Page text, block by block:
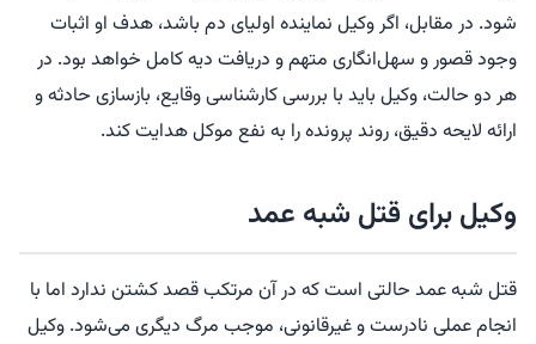
شود. در مقابل، اگر وکیل نماینده اولیای دم باشد، هدف او اثبات
وجود قصور و سهل‌انگاری متهم و دریافت دیه کامل خواهد بود. در
هر دو حالت، وکیل باید با بررسی کارشناسی وقایع، بازسازی حادثه و
ارائه لایحه دقیق، روند پرونده را به نفع موکل هدایت کند.
وکیل برای قتل شبه عمد
قتل شبه عمد حالتی است که در آن مرتکب قصد کشتن ندارد اما با
انجام عملی نادرست و غیرقانونی، موجب مرگ دیگری می‌شود. وکیل